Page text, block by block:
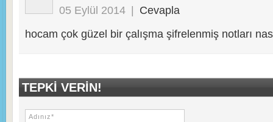
05 Eylül 2014 | Cevapla
hocam çok güzel bir çalışma şifrelenmiş notları
TEPKI VERIN!